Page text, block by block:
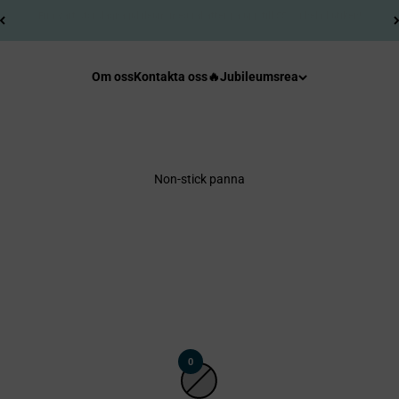
Om ossKontakta oss🔥Jubileumsrea
Non-stick panna
0